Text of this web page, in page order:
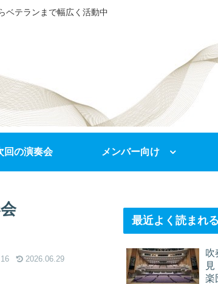
ベテランまで幅広く活動中
回の演奏会 メンバー向け
2026.06.29
最近よく読まれ
吹
楽